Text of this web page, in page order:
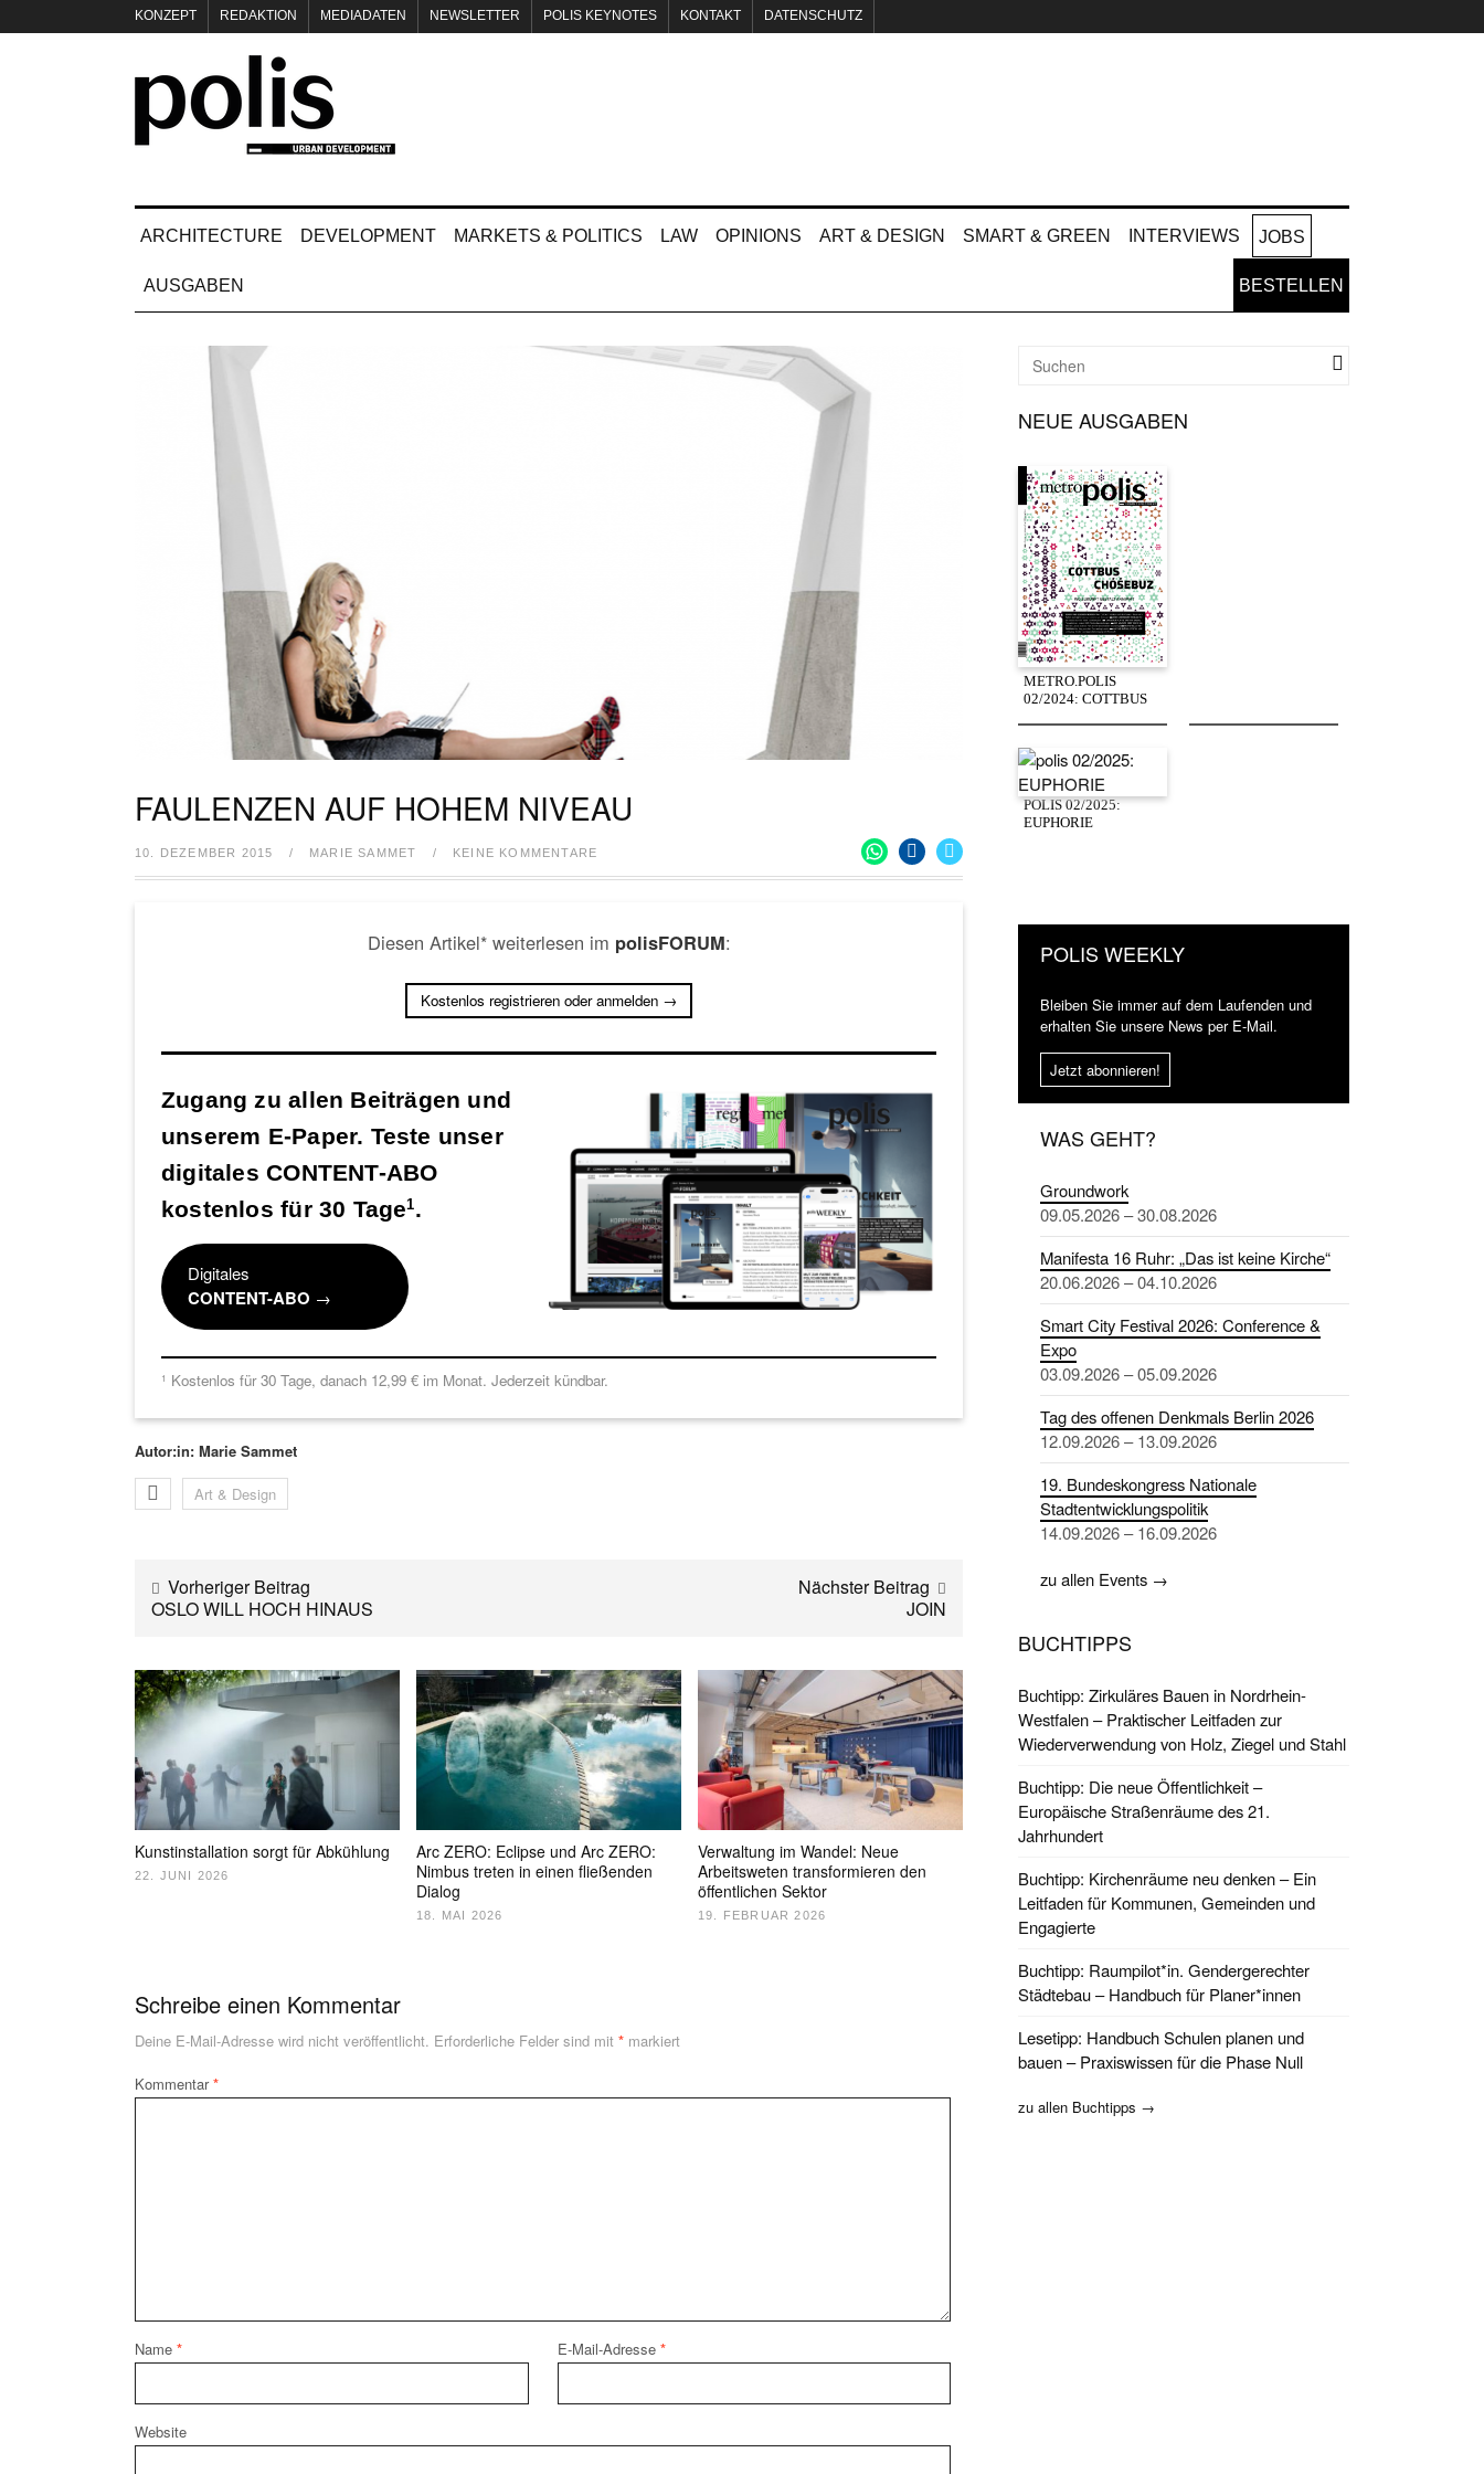
KONZEPT REDAKTION MEDIADATEN NEWSLETTER POLIS KEYNOTES KONTAKT DATENSCHUTZ
ARCHITECTURE DEVELOPMENT MARKETS & POLITICS LAW OPINIONS ART & DESIGN SMART & GREEN INTERVIEWS JOBS
AUSGABEN BESTELLEN
FAULENZEN AUF HOHEM NIVEAU
10. DEZEMBER 2015 / MARIE SAMMET / KEINE KOMMENTARE
Diesen Artikel* weiterlesen im polisFORUM:
Kostenlos registrieren oder anmelden →
Zugang zu allen Beiträgen und
unserem E-Paper. Teste unser
digitales CONTENT-ABO
kostenlos für 30 Tage1.
Digitales
CONTENT-ABO →
1 Kostenlos für 30 Tage, danach 12,99 € im Monat. Jederzeit kündbar.
Autor:in: Marie Sammet
Art & Design
Vorheriger Beitrag
OSLO WILL HOCH HINAUS
Nächster Beitrag
JOIN
Kunstinstallation sorgt für Abkühlung
22. JUNI 2026
Arc ZERO: Eclipse und Arc ZERO:
Nimbus treten in einen fließenden
Dialog
18. MAI 2026
Verwaltung im Wandel: Neue
Arbeitsweten transformieren den
öffentlichen Sektor
19. FEBRUAR 2026
Schreibe einen Kommentar
Deine E-Mail-Adresse wird nicht veröffentlicht. Erforderliche Felder sind mit * markiert
Kommentar*
Name * E-Mail-Adresse *
Website
NEUE AUSGABEN
METRO.POLIS
02/2024: COTTBUS
POLIS 02/2025:
EUPHORIE
POLIS WEEKLY
Bleiben Sie immer auf dem Laufenden und
erhalten Sie unsere News per E-Mail.
Jetzt abonnieren!
WAS GEHT?
Groundwork
09.05.2026 – 30.08.2026
Manifesta 16 Ruhr: „Das ist keine Kirche“
20.06.2026 – 04.10.2026
Smart City Festival 2026: Conference &
Expo
03.09.2026 – 05.09.2026
Tag des offenen Denkmals Berlin 2026
12.09.2026 – 13.09.2026
19. Bundeskongress Nationale
Stadtentwicklungspolitik
14.09.2026 – 16.09.2026
zu allen Events →
BUCHTIPPS
Buchtipp: Zirkuläres Bauen in Nordrhein-
Westfalen – Praktischer Leitfaden zur
Wiederverwendung von Holz, Ziegel und Stahl
Buchtipp: Die neue Öffentlichkeit –
Europäische Straßenräume des 21.
Jahrhundert
Buchtipp: Kirchenräume neu denken – Ein
Leitfaden für Kommunen, Gemeinden und
Engagierte
Buchtipp: Raumpilot*in. Gendergerechter
Städtebau – Handbuch für Planer*innen
Lesetipp: Handbuch Schulen planen und
bauen – Praxiswissen für die Phase Null
zu allen Buchtipps →